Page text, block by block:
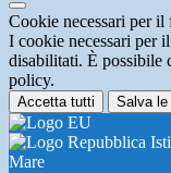
Cookie necessari per il
I cookie necessari per
disabilitati. È possibile
policy.
Accetta tutti Salva le
Mare